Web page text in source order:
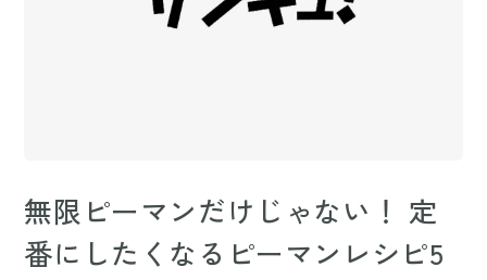
無限ピーマンだけじゃない！ 定
番にしたくなるピーマンレシピ5